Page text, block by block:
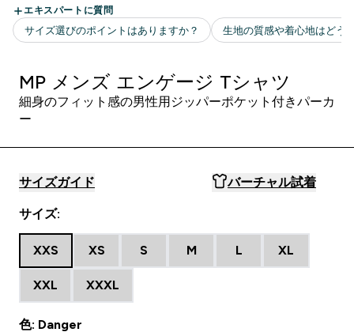
MP メンズ エンゲージ Tシャツ
細身のフィット感の男性用ジッパーポケット付きパーカ
ー
サイズガイド バーチャル試着
サイズ:
XXS XS S M L XL
XXL XXXL
色: Danger